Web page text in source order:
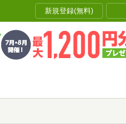
新規登録(無料)